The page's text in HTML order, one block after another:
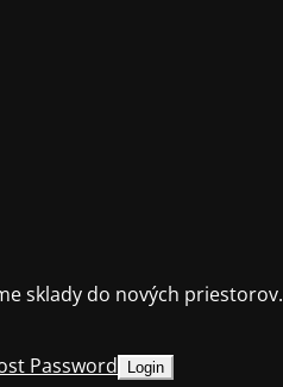
sklady do nových priestorov.
Password